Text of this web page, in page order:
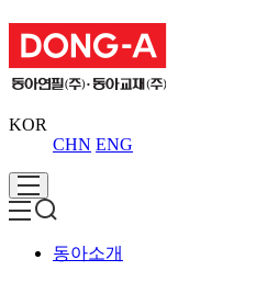
KOR
CHN ENG
동아소개